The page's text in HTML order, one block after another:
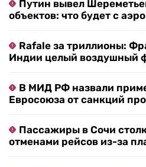
Путин вывел
объектов: что будет с
Rafale за триллионы:
Индии целый воздушный
В МИД РФ назвали
Евросоюза от санкций
Пассажиры в Сочи
отменами рейсов из-за